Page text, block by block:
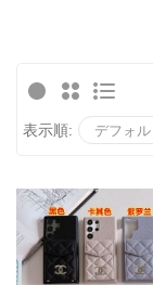
表示順: